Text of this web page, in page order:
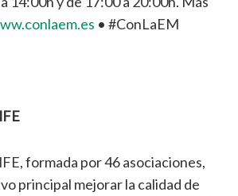
• #ConLaEM
formada por 46 asociaciones,
principal mejorar la calidad de